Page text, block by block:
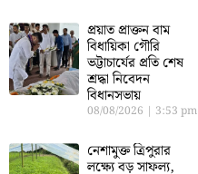
প্রয়াত প্রাক্তন বাম
বিধায়িকা গৌরি
ভট্টাচার্যের প্রতি শেষ
শ্রদ্ধা নিবেদন
বিধানসভায়
08/08/2026 3:53 pm
নেশামুক্ত ত্রিপুরার
লক্ষ্যে বড় সাফল্য,